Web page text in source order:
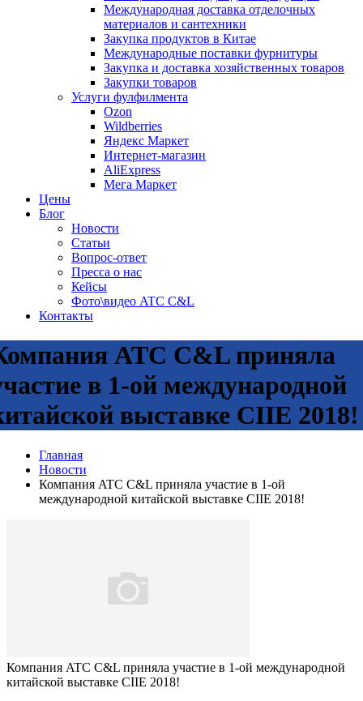
Международная доставка отделочных
материалов и сантехники
Закупка продуктов в Китае
Международные поставки фурнитуры
Закупка и доставка хозяйственных товаров
Закупки товаров
Услуги фулфилмента
Ozon
Wildberries
Яндекс Маркет
Интернет-магазин
AliExpress
Мега Маркет
Цены
Блог
Новости
Статьи
Вопрос-ответ
Пресса о нас
Кейсы
Фото\видео ATC C&L
Контакты
ATC C&L приняла
в 1-ой международной
выставке CIIE 2018!
Главная
Новости
Компания ATC C&L приняла участие в 1-ой
международной китайской выставке CIIE 2018!
Компания ATC C&L приняла участие в 1-ой международной
китайской выставке CIIE 2018!